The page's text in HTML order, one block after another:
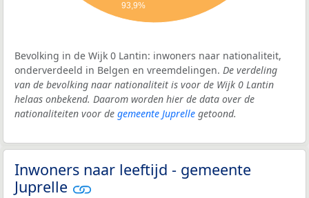
93,9%
Bevolking in de Wijk 0 Lantin: inwoners naar nationaliteit,
onderverdeeld in Belgen en vreemdelingen. De verdeling
van de bevolking naar nationaliteit is voor de Wijk 0 Lantin
helaas onbekend. Daarom worden hier de data over de
nationaliteiten voor de gemeente Juprelle getoond.
Inwoners naar leeftijd - gemeente
Juprelle